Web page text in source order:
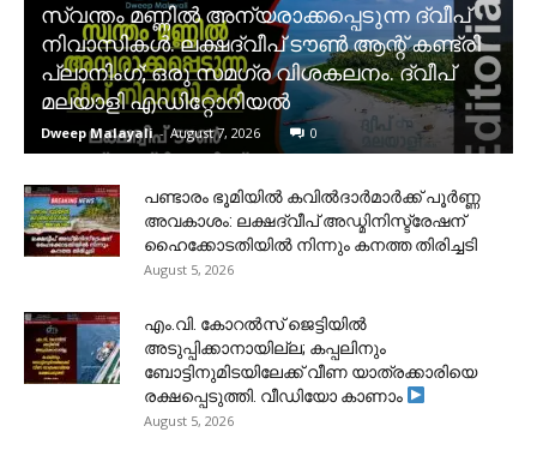
സ്വന്തം മണ്ണിൽ അന്യരാക്കപ്പെടുന്ന ദ്വീപ്
നിവാസികൾ. ലക്ഷദ്വീപ് ടൗൺ ആന്റ് കണ്ട്രി
പ്ലാനിംഗ്; ഒരു സമഗ്ര വിശകലനം. ദ്വീപ്
മലയാളി എഡിറ്റോറിയൽ
Dweep Malayali - August 7, 2026 0
പണ്ടാരം ഭൂമിയിൽ കവിൽദാർമാർക്ക് പൂർണ്ണ
അവകാശം: ലക്ഷദ്വീപ് അഡ്മിനിസ്ട്രേഷന്
ഹൈക്കോടതിയിൽ നിന്നും കനത്ത തിരിച്ചടി
August 5, 2026
​എം.വി. കോറൽസ് ജെട്ടിയിൽ
അടുപ്പിക്കാനായില്ല; കപ്പലിനും
ബോട്ടിനുമിടയിലേക്ക് വീണ യാത്രക്കാരിയെ
രക്ഷപ്പെടുത്തി. വീഡിയോ കാണാം
August 5, 2026